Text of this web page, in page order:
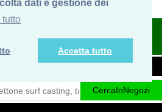
dati e gestione dei
tutto
Accetta tutto